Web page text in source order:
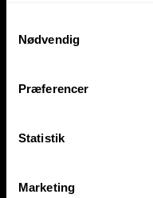
Nødvendig
Præferencer
Statistik
Marketing
Vores forskere har
forskning og udvikling